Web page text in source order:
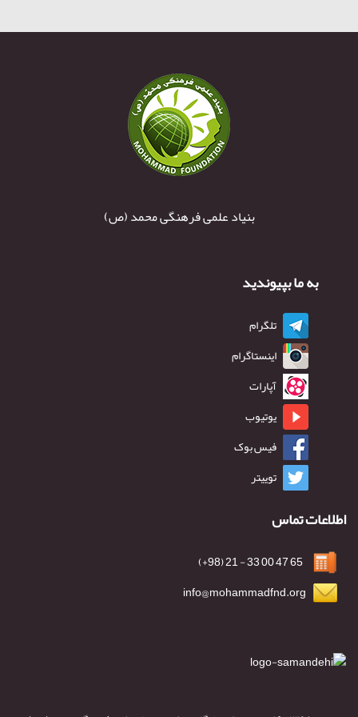
بنیاد علمی فرهنگی محمد (ص)
به ما بپیوندید
تلگرام
اینستاگرام
آپارات
یوتیوب
فیس بوک
توییتر
اطلاعات تماس
info@mohammadfnd.org